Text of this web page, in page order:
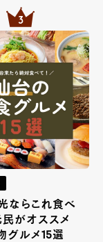
ならこれ食べ
民がオススメ
グルメ15選